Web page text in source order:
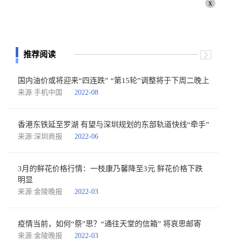
x
推荐阅读
国内油价或将迎来“四连跌” “第15轮”调整将于下周二晚上
来源:手机中国 2022-08
香港东铁延至罗湖 有望与深圳规划的东部轨道快线“牵手”
来源:深圳商报 2022-06
3月的鲜花价格行情：一枝康乃馨降至3元 鲜花价格下跌
明显
来源:金陵晚报 2022-03
疫情当前，如何“祭”思？“通往天堂的信箱” 将哀思邮寄
来源:金陵晚报 2022-03